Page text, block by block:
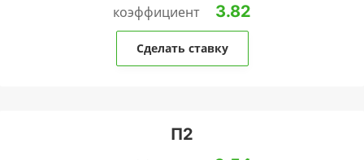
коэффициент 3.82
Сделать ставку
П2